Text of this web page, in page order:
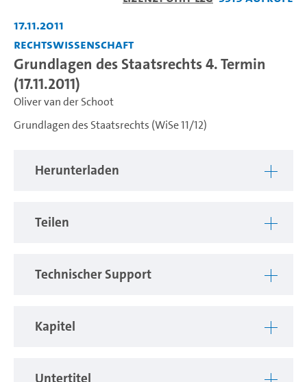
17.11.2011
Rechtswissenschaft
Grundlagen des Staatsrechts 4. Termin
(17.11.2011)
Oliver van der Schoot
Grundlagen des Staatsrechts (WiSe 11/12)
Herunterladen
Teilen
Technischer Support
Kapitel
Untertitel